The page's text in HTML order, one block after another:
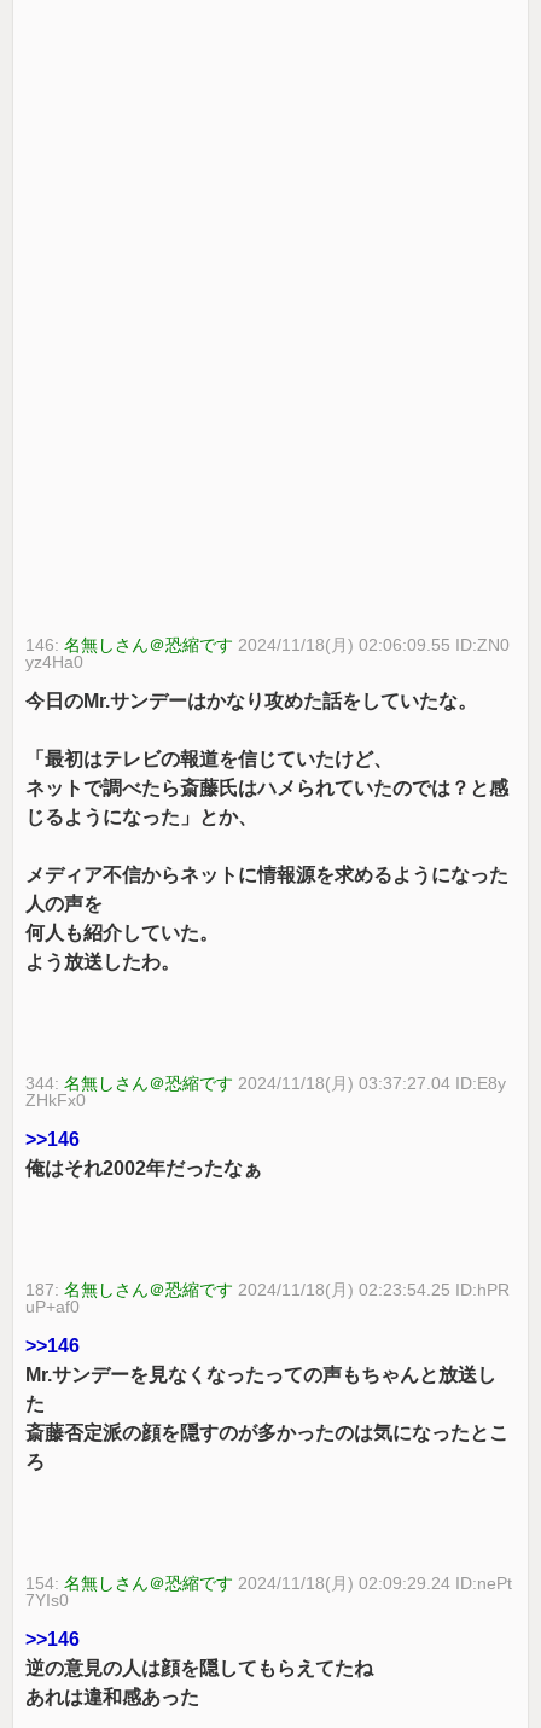
146:名無しさん＠恐縮です 2024/11/18(月) 02:06:09.55 ID:ZN0
yz4Ha0
今日のMr.サンデーはかなり攻めた話をしていたな。
「最初はテレビの報道を信じていたけど、
ネットで調べたら斎藤氏はハメられていたのでは？と感
じるようになった」とか、
メディア不信からネットに情報源を求めるようになった
人の声を
何人も紹介していた。
よう放送したわ。
344:名無しさん＠恐縮です 2024/11/18(月) 03:37:27.04 ID:E8y
ZHkFx0
>>146
俺はそれ2002年だったなぁ
187:名無しさん＠恐縮です 2024/11/18(月) 02:23:54.25 ID:hPR
uP+af0
>>146
Mr.サンデーを見なくなったっての声もちゃんと放送し
た
斎藤否定派の顔を隠すのが多かったのは気になったとこ
ろ
154:名無しさん＠恐縮です 2024/11/18(月) 02:09:29.24 ID:nePt
7YIs0
>>146
逆の意見の人は顔を隠してもらえてたね
あれは違和感あった